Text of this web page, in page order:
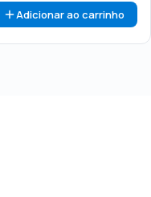
Adicionar ao carrinho